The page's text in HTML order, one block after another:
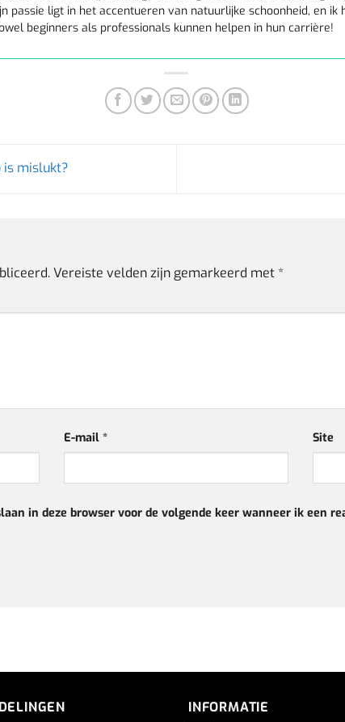
passie ligt in het accentueren van natuurlijke schoonheid, en
beginners als professionals kunnen helpen in hun carrière!
is mislukt?
Vereiste velden zijn gemarkeerd met *
E-mail * Site
in deze browser voor de volgende keer wanneer ik een
INFORMATIE